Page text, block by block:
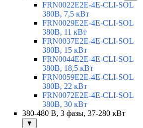
FRN0022E2E-4E-CLI-SOL
380В, 7,5 кВт
FRN0029E2E-4E-CLI-SOL
380В, 11 кВт
FRN0037E2E-4E-CLI-SOL
380В, 15 кВт
FRN0044E2E-4E-CLI-SOL
380В, 18,5 кВт
FRN0059E2E-4E-CLI-SOL
380В, 22 кВт
FRN0072E2E-4E-CLI-SOL
380В, 30 кВт
380-480 В, 3 фазы, 37-280 кВт
▼